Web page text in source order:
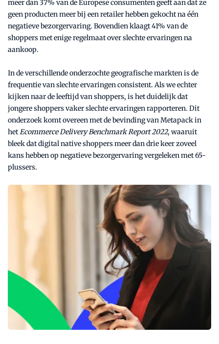
meer dan 37% van de Europese consumenten geeft aan dat ze
geen producten meer bij een retailer hebben gekocht na één
negatieve bezorgervaring. Bovendien klaagt 41% van de
shoppers met enige regelmaat over slechte ervaringen na
aankoop.
In de verschillende onderzochte geografische markten is de
frequentie van slechte ervaringen consistent. Als we echter
kijken naar de leeftijd van shoppers, is het duidelijk dat
jongere shoppers vaker slechte ervaringen rapporteren. Dit
onderzoek komt overeen met de bevinding van Metapack in
hetEcommerce Delivery Benchmark Report 2022, waaruit
bleek dat digital native shoppers meer dan drie keer zoveel
kans hebben op negatieve bezorgervaring vergeleken met 65-
plussers.